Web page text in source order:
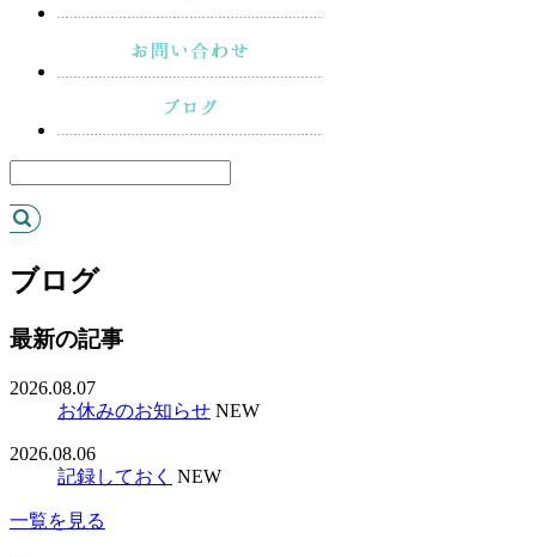
ブログ
最新の記事
2026.08.07
お休みのお知らせ NEW
2026.08.06
記録しておく NEW
一覧を見る